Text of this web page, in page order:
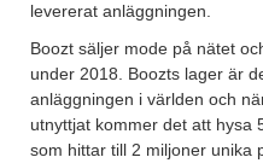
levererat anläggningen.
Boozt säljer mode på nätet
under 2018. Boozts lager är
anläggningen i världen och
utnyttjat kommer det att hysa
som hittar till 2 miljoner unika